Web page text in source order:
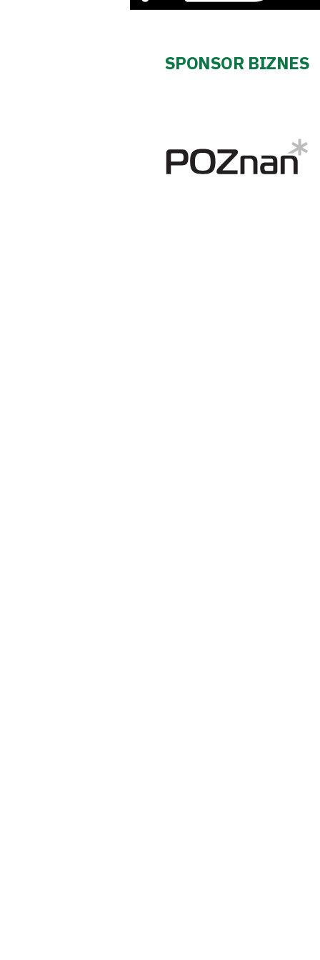
SPONSOR BIZNES